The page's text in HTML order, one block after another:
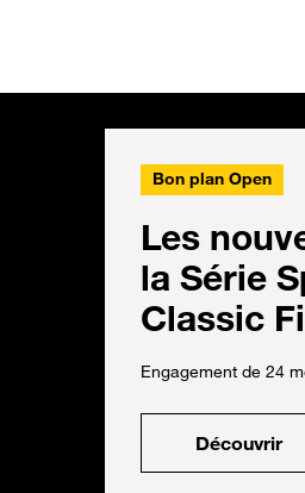
Bon plan Open
Les
la Série
Classic
Engagement de 24
Découvrir